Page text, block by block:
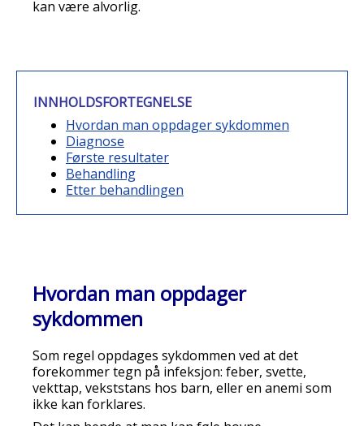
kan være alvorlig.
INNHOLDSFORTEGNELSE
Hvordan man oppdager sykdommen
Diagnose
Første resultater
Behandling
Etter behandlingen
Hvordan man oppdager
sykdommen
Som regel oppdages sykdommen ved at det
forekommer tegn på infeksjon: feber, svette,
vekttap, vekststans hos barn, eller en anemi som
ikke kan forklares.